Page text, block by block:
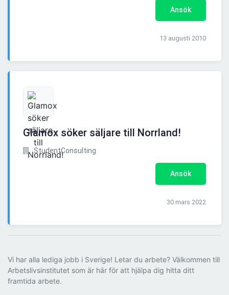
Ansök
13 augusti 2010
Glamox söker säljare till Norrland!
StudentConsulting
Ansök
30 mars 2022
Vi har alla lediga jobb i Sverige! Letar du arbete? Välkommen till
Arbetslivsinstitutet som är här för att hjälpa dig hitta ditt
framtida arbete.